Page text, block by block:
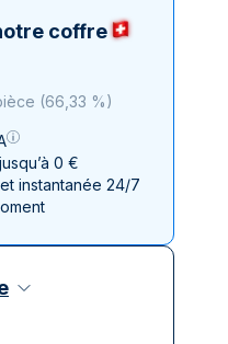
coffre
(66,33 %)
0 €
instantanée 24/7